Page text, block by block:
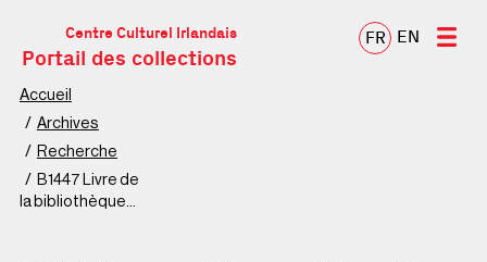
Centre Culturel Irlandais
Portail des collections
FR EN
Accueil
Archives
Recherche
B1447 Livre de
la bibliothèque